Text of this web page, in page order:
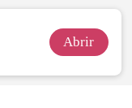
Abrir